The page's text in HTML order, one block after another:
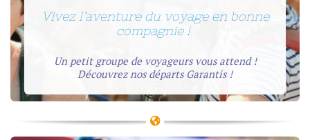
Vivez l’aventure du voyage en bonne
compagnie !
Un petit groupe de voyageurs vous attend !
Découvrez nos départs Garantis !